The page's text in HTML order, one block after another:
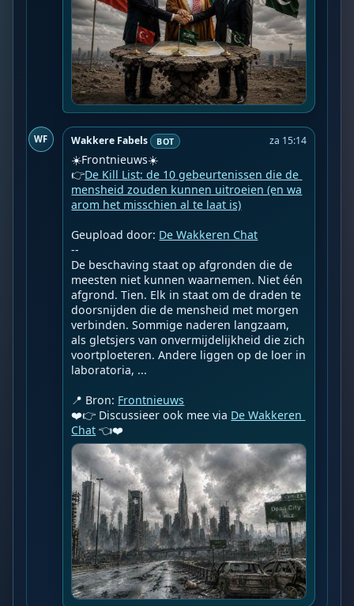
WF Wakkere Fabels BOT za 15:14
☀️Frontnieuws☀️
👉De Kill List: de 10 gebeurtenissen die de
mensheid zouden kunnen uitroeien (en wa
arom het misschien al te laat is)
Geupload door: De Wakkeren Chat
--
De beschaving staat op afgronden die de
meesten niet kunnen waarnemen. Niet één
afgrond. Tien. Elk in staat om de draden te
doorsnijden die de mensheid met morgen
verbinden. Sommige naderen langzaam,
als gletsjers van onvermijdelijkheid die zich
voortploeteren. Andere liggen op de loer in
laboratoria, ...
📍 Bron: Frontnieuws
❤️👉 Discussieer ook mee via De Wakkeren
Chat 👈❤️